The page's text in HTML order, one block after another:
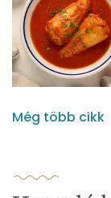
Még több cikk